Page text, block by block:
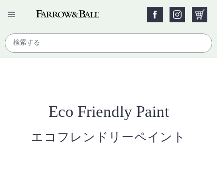
Eco Friendly Paint
エコフレンドリーペイント